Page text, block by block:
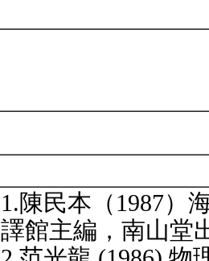
1.陳民本（1987）
譯館主編，南山堂